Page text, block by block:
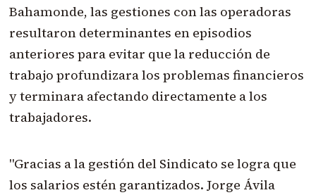
Bahamonde, las gestiones con las operadoras
resultaron determinantes en episodios
anteriores para evitar que la reducción de
trabajo profundizara los problemas financieros
y terminara afectando directamente a los
trabajadores.
"Gracias a la gestión del Sindicato se logra que
los salarios estén garantizados. Jorge Ávila